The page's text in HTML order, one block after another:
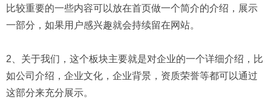
比较重要的一些内容可以放在首页做一个简介的介绍，展示
一部分，如果用户感兴趣就会持续留在网站。
2、关于我们，这个板块主要就是对企业的一个详细介绍，比
如公司介绍，企业文化，企业背景，资质荣誉等都可以通过
这部分来充分展示。